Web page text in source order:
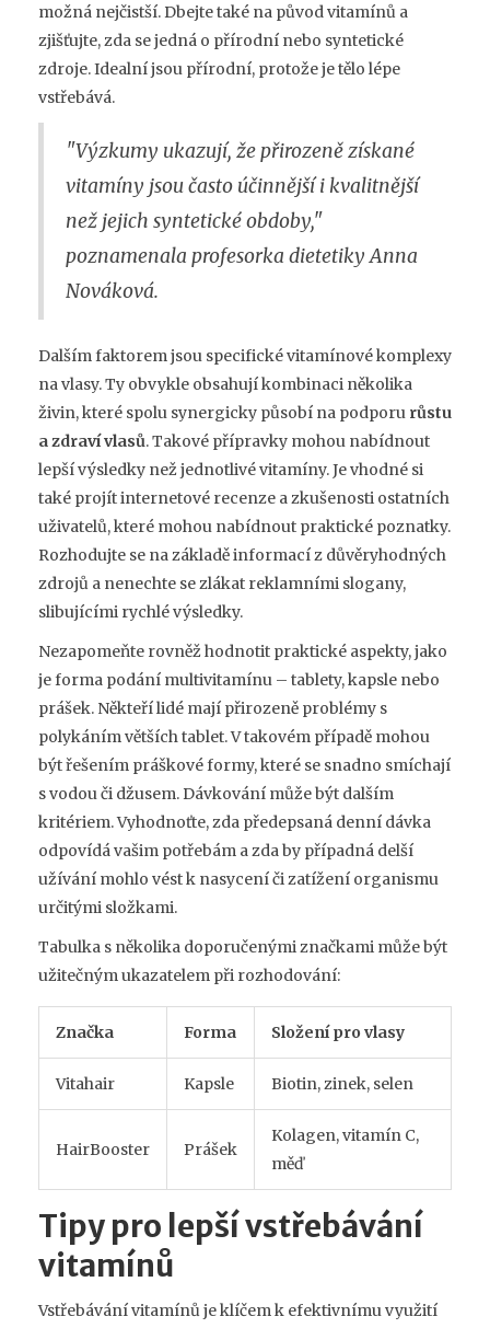
možná nejčistší. Dbejte také na původ vitamínů a
zjišťujte, zda se jedná o přírodní nebo syntetické
zdroje. Idealní jsou přírodní, protože je tělo lépe
vstřebává.
"Výzkumy ukazují, že přirozeně získané
vitamíny jsou často účinnější i kvalitnější
než jejich syntetické obdoby,"
poznamenala profesorka dietetiky Anna
Nováková.
Dalším faktorem jsou specifické vitamínové komplexy
na vlasy. Ty obvykle obsahují kombinaci několika
živin, které spolu synergicky působí na podporu růstu
a zdraví vlasů. Takové přípravky mohou nabídnout
lepší výsledky než jednotlivé vitamíny. Je vhodné si
také projít internetové recenze a zkušenosti ostatních
uživatelů, které mohou nabídnout praktické poznatky.
Rozhodujte se na základě informací z důvěryhodných
zdrojů a nenechte se zlákat reklamními slogany,
slibujícími rychlé výsledky.
Nezapomeňte rovněž hodnotit praktické aspekty, jako
je forma podání multivitamínu – tablety, kapsle nebo
prášek. Někteří lidé mají přirozeně problémy s
polykáním větších tablet. V takovém případě mohou
být řešením práškové formy, které se snadno smíchají
s vodou či džusem. Dávkování může být dalším
kritériem. Vyhodnoťte, zda předepsaná denní dávka
odpovídá vašim potřebám a zda by případná delší
užívání mohlo vést k nasycení či zatížení organismu
určitými složkami.
Tabulka s několika doporučenými značkami může být
užitečným ukazatelem při rozhodování:
Značka Forma Složení pro vlasy
Vitahair Kapsle Biotin, zinek, selen
HairBooster Prášek
Kolagen, vitamín C,
měď
Tipy pro lepší vstřebávání
vitamínů
Vstřebávání vitamínů je klíčem k efektivnímu využití